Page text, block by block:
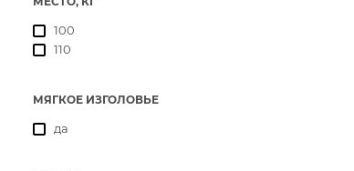
100
110
МЯГКОЕ ИЗГОЛОВЬЕ
да